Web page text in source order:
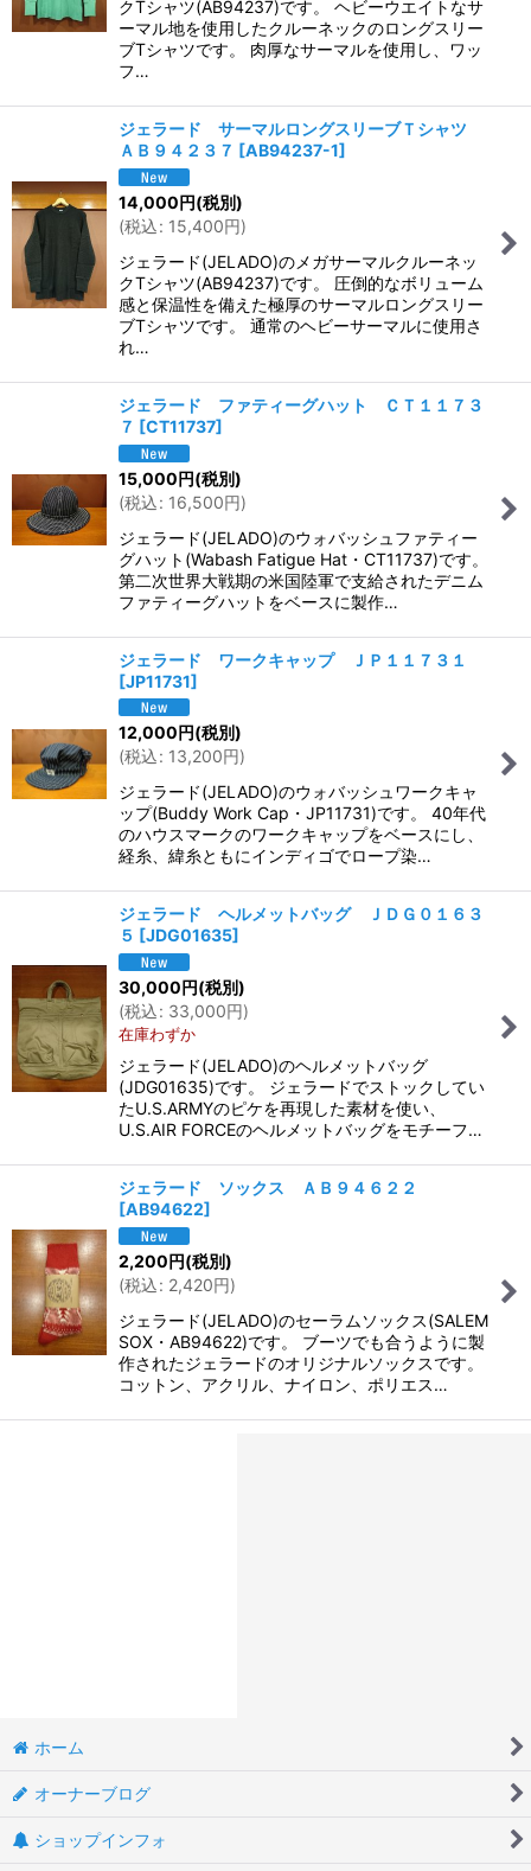
クTシャツ(AB94237)です。 ヘビーウエイトなサ
ーマル地を使用したクルーネックのロングスリー
ブTシャツです。 肉厚なサーマルを使用し、ワッ
フ…
ジェラード サーマルロングスリーブＴシャツ
ＡＢ９４２３７ [AB94237-1]
14,000円(税別)
(税込: 15,400円)
ジェラード(JELADO)のメガサーマルクルーネッ
クTシャツ(AB94237)です。 圧倒的なボリューム
感と保温性を備えた極厚のサーマルロングスリー
ブTシャツです。 通常のヘビーサーマルに使用さ
れ…
ジェラード ファティーグハット ＣＴ１１７３
７ [CT11737]
15,000円(税別)
(税込: 16,500円)
ジェラード(JELADO)のウォバッシュファティー
グハット(Wabash Fatigue Hat・CT11737)です。
第二次世界大戦期の米国陸軍で支給されたデニム
ファティーグハットをベースに製作…
ジェラード ワークキャップ ＪＰ１１７３１
[JP11731]
12,000円(税別)
(税込: 13,200円)
ジェラード(JELADO)のウォバッシュワークキャ
ップ(Buddy Work Cap・JP11731)です。 40年代
のハウスマークのワークキャップをベースにし、
経糸、緯糸ともにインディゴでロープ染…
ジェラード ヘルメットバッグ ＪＤＧ０１６３
５ [JDG01635]
30,000円(税別)
(税込: 33,000円)
在庫わずか
ジェラード(JELADO)のヘルメットバッグ
(JDG01635)です。 ジェラードでストックしてい
たU.S.ARMYのピケを再現した素材を使い、
U.S.AIR FORCEのヘルメットバッグをモチーフ…
ジェラード ソックス ＡＢ９４６２２
[AB94622]
2,200円(税別)
(税込: 2,420円)
ジェラード(JELADO)のセーラムソックス(SALEM
SOX・AB94622)です。 ブーツでも合うように製
作されたジェラードのオリジナルソックスです。
コットン、アクリル、ナイロン、ポリエス…
ホーム
オーナーブログ
ショップインフォ